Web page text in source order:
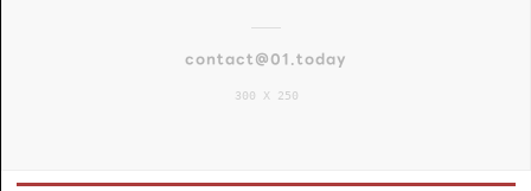
contact@01.today
300 X 250